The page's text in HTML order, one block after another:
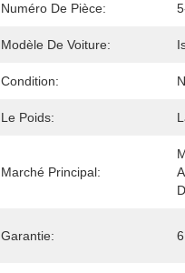
Numéro De Pièce:
Modèle De Voiture:
Condition:
Le Poids:
Marché Principal:
Garantie: